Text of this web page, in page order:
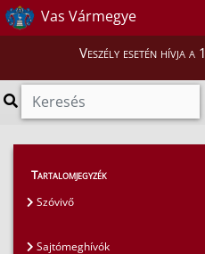
Vas Vármegye
Veszély esetén hívja
Magunkról
Tartalomjegyzék
Szóvivő
Sajtómeghívók